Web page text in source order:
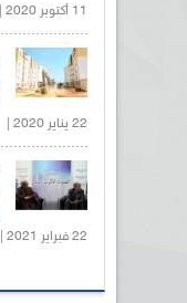
11 أكتوبر 2020 |
22 يناير 2020 |
22 فبراير 2021 |